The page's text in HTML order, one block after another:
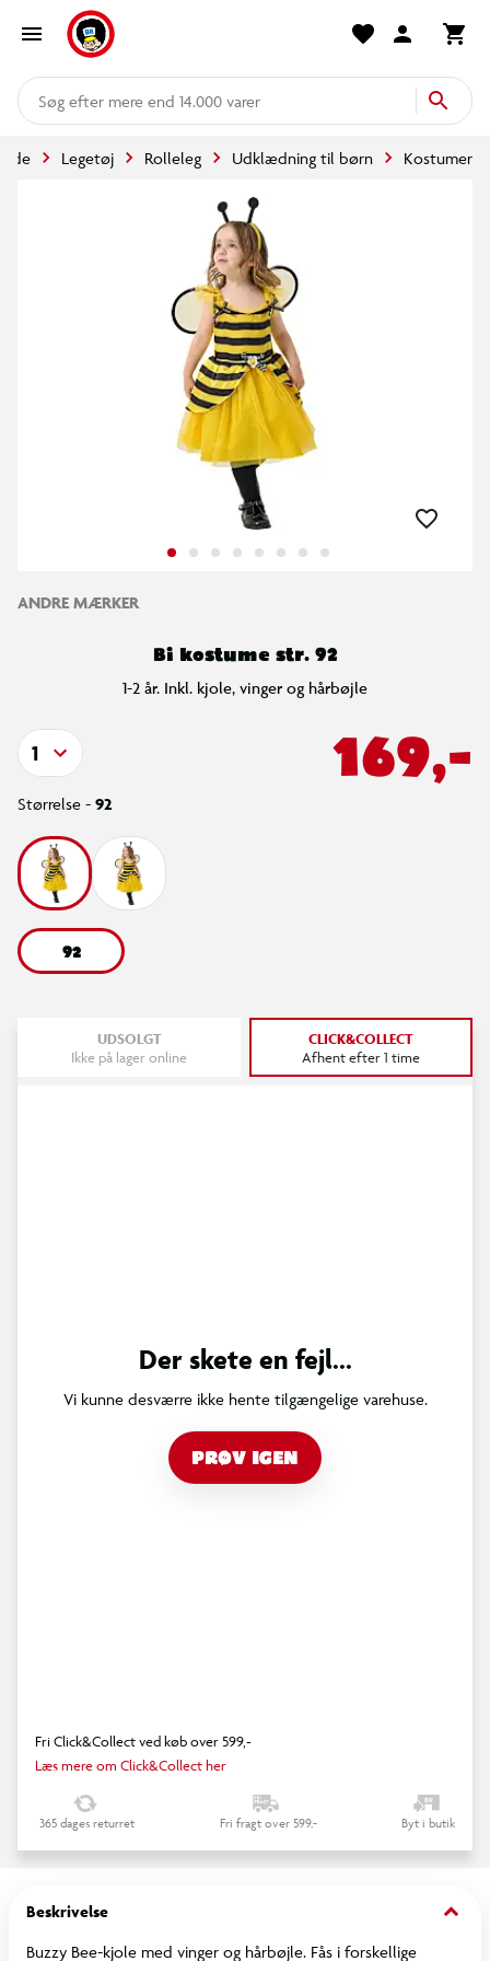
mere end 14.000 varer
Legetøj Rolleleg Udklædning til børn Kostumer
ANDRE MÆRKER
Bi kostume str. 92
1-2 år. Inkl. kjole, vinger og hårbøjle
Størrelse - 92
92
169,-
1
UDSOLGT
Ikke på lager online
CLICK&COLLECT
Afhent efter 1 time
Der skete en fejl...
Vi kunne desværre ikke hente tilgængelige varehuse.
PRØV IGEN
Fri Click&Collect ved køb over 599,-
Læs mere om Click&Collect her
365 dages returret Fri fragt over 599,- Byt i butik
Beskrivelse keyboard_arrow_down
Buzzy Bee-kjole med vinger og hårbøjle. Fås i forskellige